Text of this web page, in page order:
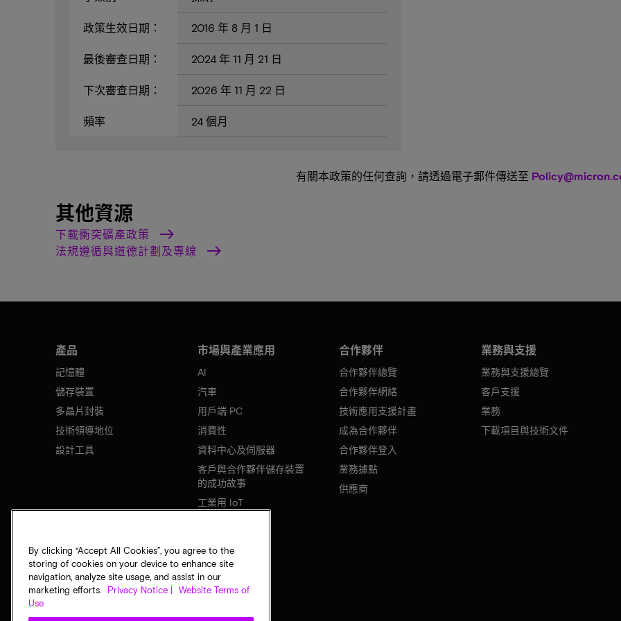
政策生效日期： 2016 年 8 月 1 日
最後審查日期： 2024 年 11 月 21 日
下次審查日期： 2026 年 11 月 22 日
頻率 24 個月
有關本政策的任何查詢，請透過電子郵件傳送至
其他資源
下載衝突礦產政策
法規遵循與道德計劃及專線
產品
記憶體
儲存裝置
多晶片封裝
技術領導地位
設計工具
市場與產業應用
AI
汽車
用戶端 PC
消費性
資料中心及伺服器
客戶與合作夥伴儲存裝置
的成功故事
工業用 IoT
合作夥伴
合作夥伴總覽
合作夥伴網絡
技術應用支援計畫
成為合作夥伴
合作夥伴登入
業務據點
供應商
業務與支援
業務與支援總覽
客戶支援
業務
下載項目與技術文件
By clicking “Accept All Cookies”, you agree to the
storing of cookies on your device to enhance site
navigation, analyze site usage, and assist in our
marketing efforts.
Privacy Notice |
Website Terms of
Use